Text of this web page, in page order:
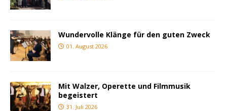
Wundervolle Klänge für den guten Zweck
01. August 2026
Mit Walzer, Operette und Filmmusik
begeistert
31. Juli 2026